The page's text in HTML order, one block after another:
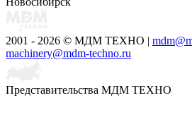
2001 - 2026 © МДМ ТЕХНО |
machinery@mdm-techno.ru
Представительства МДМ ТЕХНО